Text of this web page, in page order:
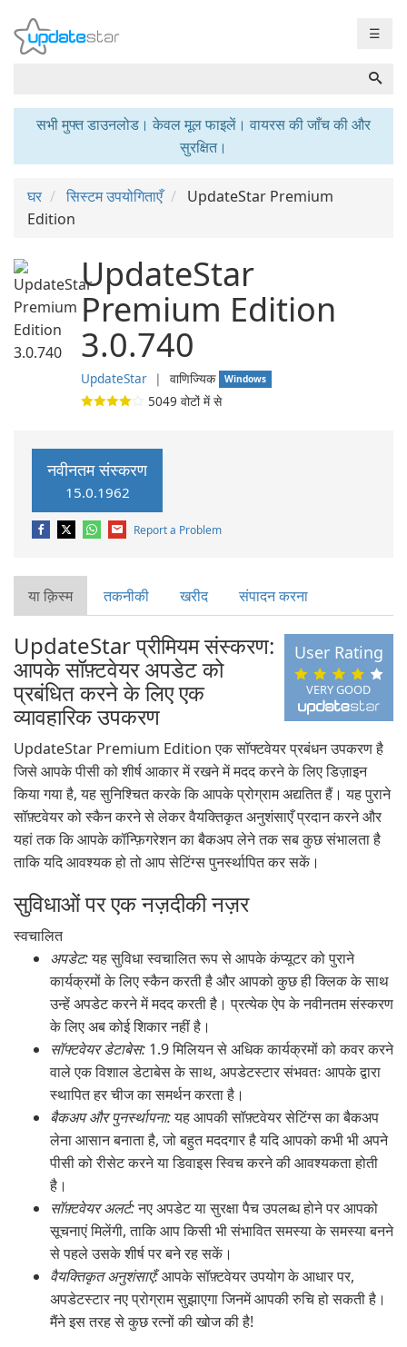
☰
सभी मुफ्त डाउनलोड। केवल मूल फाइलें। वायरस की जाँच की और
सुरक्षित।
घर सिस्टम उपयोगिताएँ
UpdateStar Premium
Edition
UpdateStar
Premium Edition
3.0.740
UpdateStar ❘ वाणिज्यिक Windows
5049 वोटों में से
नवीनतम संस्करण
15.0.1962
Report a Problem
या क़िस्‍म तकनीकी खरीद संपादन करना
VERY GOOD
User Rating
UpdateStar प्रीमियम संस्करण:
आपके सॉफ़्टवेयर अपडेट को
प्रबंधित करने के लिए एक
व्यावहारिक उपकरण
UpdateStar Premium Edition एक सॉफ्टवेयर प्रबंधन उपकरण है
जिसे आपके पीसी को शीर्ष आकार में रखने में मदद करने के लिए डिज़ाइन
किया गया है, यह सुनिश्चित करके कि आपके प्रोग्राम अद्यतित हैं। यह पुराने
सॉफ़्टवेयर को स्कैन करने से लेकर वैयक्तिकृत अनुशंसाएँ प्रदान करने और
यहां तक कि आपके कॉन्फ़िगरेशन का बैकअप लेने तक सब कुछ संभालता है
ताकि यदि आवश्यक हो तो आप सेटिंग्स पुनर्स्थापित कर सकें।
सुविधाओं पर एक नज़दीकी नज़र
स्वचालित
अपडेट:यह सुविधा स्वचालित रूप से आपके कंप्यूटर को पुराने
कार्यक्रमों के लिए स्कैन करती है और आपको कुछ ही क्लिक के साथ
उन्हें अपडेट करने में मदद करती है। प्रत्येक ऐप के नवीनतम संस्करण
के लिए अब कोई शिकार नहीं है।
सॉफ्टवेयर डेटाबेस: 1.9 मिलियन से अधिक कार्यक्रमों को कवर करने
वाले एक विशाल डेटाबेस के साथ, अपडेटस्टार संभवतः आपके द्वारा
स्थापित हर चीज का समर्थन करता है।
बैकअप और पुनर्स्थापना:यह आपकी सॉफ़्टवेयर सेटिंग्स का बैकअप
लेना आसान बनाता है, जो बहुत मददगार है यदि आपको कभी भी अपने
पीसी को रीसेट करने या डिवाइस स्विच करने की आवश्यकता होती
है।
सॉफ़्टवेयर अलर्ट:नए अपडेट या सुरक्षा पैच उपलब्ध होने पर आपको
सूचनाएं मिलेंगी, ताकि आप किसी भी संभावित समस्या के समस्या बनने
से पहले उसके शीर्ष पर बने रह सकें।
वैयक्तिकृत अनुशंसाएँ:आपके सॉफ़्टवेयर उपयोग के आधार पर,
अपडेटस्टार नए प्रोग्राम सुझाएगा जिनमें आपकी रुचि हो सकती है।
मैंने इस तरह से कुछ रत्नों की खोज की है!